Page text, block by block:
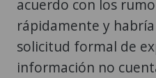
acuerdo con los
rápidamente y
solicitud formal de
información no